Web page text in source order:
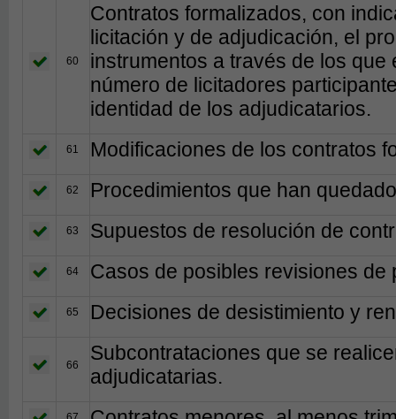
60
Contratos formalizados, con
licitación y de adjudicación, el
instrumentos a través de los
número de licitadores
identidad de los adjudicatarios.
61 Modificaciones de los contratos
62 Procedimientos que han
63 Supuestos de resolución de
64 Casos de posibles revisiones
65 Decisiones de desistimiento y
66
Subcontrataciones que se
adjudicatarias.